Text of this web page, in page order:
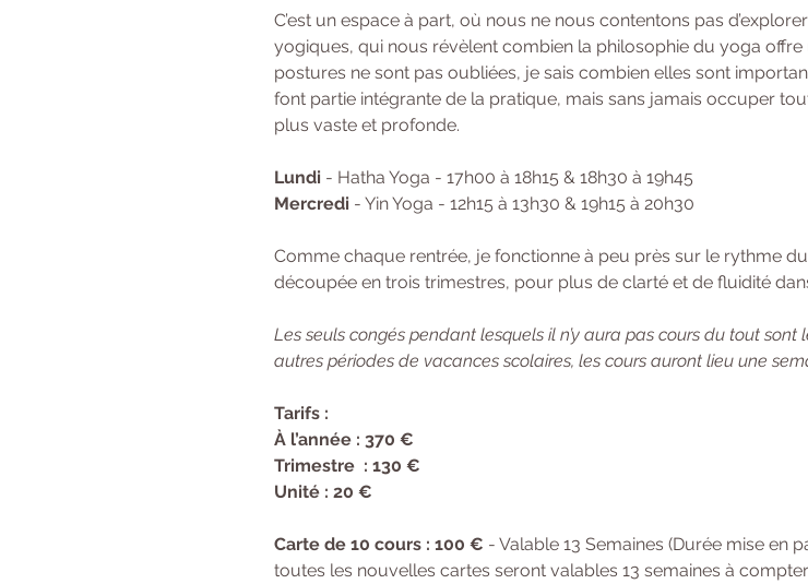
C’est un espace à part, où nous ne nous contentons pas
yogiques, qui nous révèlent combien la philosophie du yoga offre
postures ne sont pas oubliées, je sais combien elles sont
font partie intégrante de la pratique, mais sans jamais occuper
plus vaste et profonde.
Lundi - Hatha Yoga - 17h00 à 18h15 & 18h30 à 19h45
Mercredi - Yin Yoga - 12h15 à 13h30 & 19h15 à 20h30
Comme chaque rentrée, je fonctionne à peu près sur le rythme
découpée en trois trimestres, pour plus de clarté et de fluidité
Les seuls congés pendant lesquels il n’y aura pas cours du tout
autres périodes de vacances scolaires, les cours auront lieu une
Tarifs :
À l’année : 370 €
Trimestre  : 130 €
Unité : 20 €
Carte de 10 cours : 100 € - Valable 13 Semaines (Durée mise en
toutes les nouvelles cartes seront valables 13 semaines à